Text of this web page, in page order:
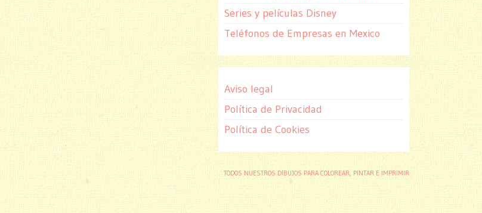
Series y películas Disney
Teléfonos de Empresas en Mexico
Aviso legal
Política de Privacidad
Política de Cookies
TODOS NUESTROS DIBUJOS PARA COLOREAR, PINTAR E IMPRIMIR